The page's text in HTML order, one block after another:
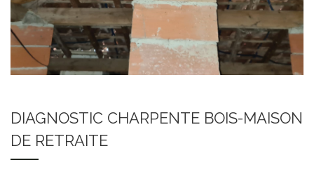
DIAGNOSTIC CHARPENTE BOIS-MAISON
DE RETRAITE